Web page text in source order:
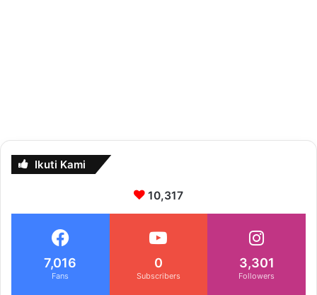
Ikuti Kami
10,317
7,016
Fans
0
Subscribers
3,301
Followers